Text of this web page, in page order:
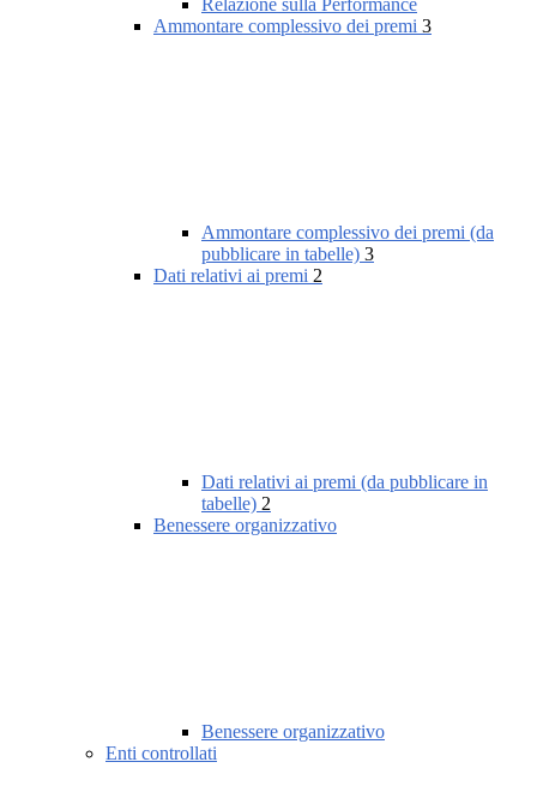
Relazione sulla Performance
Ammontare complessivo dei premi 3
Ammontare complessivo dei premi (da
pubblicare in tabelle) 3
Dati relativi ai premi 2
Dati relativi ai premi (da pubblicare in
tabelle) 2
Benessere organizzativo
Benessere organizzativo
Enti controllati